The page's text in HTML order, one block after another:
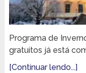
Programa de
gratuitos já está
[Continuar lendo...]